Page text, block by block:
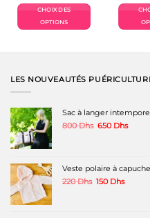
initial
était :
199 Dhs.
actuel
CHOIX DES
OPTIONS
variations.
être
choisies
du
produit
LES NOUVEAUTÉS
Sac à langer
800Dhs Le
800 Dhs.
650 DhsLe
650
Veste polaire à capuche
220Dhs Le
150 DhsLe